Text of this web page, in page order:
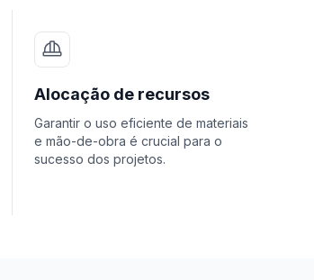
Alocação de recursos
Garantir o uso eficiente de materiais
e mão-de-obra é crucial para o
sucesso dos projetos.